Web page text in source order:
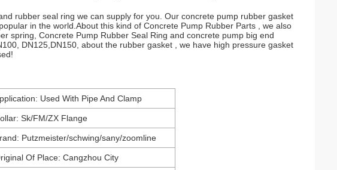
rubber seal ring we can supply for you. Our concrete pump rubber gasket
in the world. About this kind of Concrete Pump Rubber Parts , we also
spring, Concrete Pump Rubber Seal Ring and concrete pump big end
DN125,DN150, about the rubber gasket , we have high pressure gasket
Used With Pipe And Clamp
Sk/FM/ZX Flange
Putzmeister/schwing/sany/zoomline
Of Place: Cangzhou City